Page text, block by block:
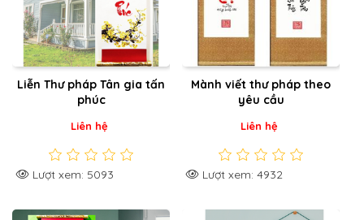
Liễn Thư pháp Tân gia tấn
phúc
Liên hệ
Lượt xem: 5093
Mành viết thư pháp theo
yêu cầu
Liên hệ
Lượt xem: 4932